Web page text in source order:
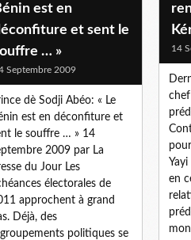
est en
et sent le
… »
Septembre 2009
dè Sodji Abéo: « Le
est en déconfiture et
le souffre … » 14
2009 par La
du Jour Les
électorales de
approchent à grand
Déjà, des
politiques se
14
chef
en